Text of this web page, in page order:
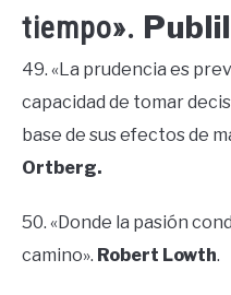
tiempo».
49. «La prudencia es
capacidad de tomar
base de sus efectos de
Ortberg.
50. «Donde la pasión
camino». Robert Lowth.